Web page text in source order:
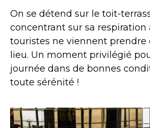
On se détend sur le toit-
concentrant sur sa respiration
touristes ne viennent prendre
lieu. Un moment privilégié
journée dans de bonnes
toute sérénité !